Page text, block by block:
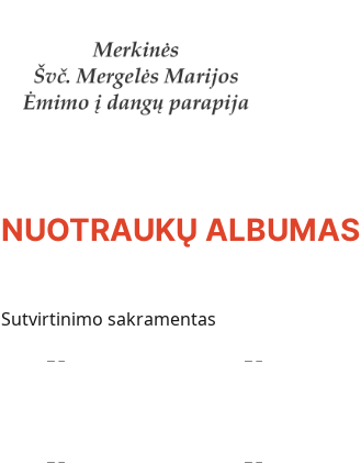
NUOTRAUKŲ ALBUMAS
Sutvirtinimo sakramentas